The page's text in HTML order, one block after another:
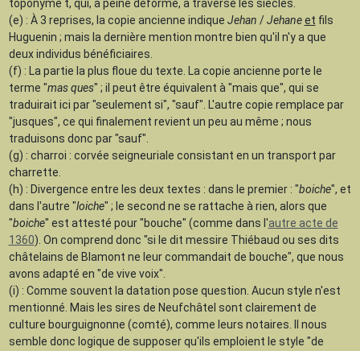
toponyme t, qui, à peine déformé, a traversé les siècles.
(e) : À 3 reprises, la copie ancienne indique Jehan /Jehane et fils
Huguenin ; mais la dernière mention montre bien qu'il n'y a que
deux individus bénéficiaires.
(f) : La partie la plus floue du texte. La copie ancienne porte le
terme "mas ques" ; il peut être équivalent à "mais que", qui se
traduirait ici par "seulement si", "sauf". L'autre copie remplace par
"jusques", ce qui finalement revient un peu au même ; nous
traduisons donc par "sauf".
(g) : charroi : corvée seigneuriale consistant en un transport par
charrette.
(h) : Divergence entre les deux textes : dans le premier : "boiche", et
dans l'autre "loiche" ; le second ne se rattache à rien, alors que
"boiche" est attesté pour "bouche" (comme dans l'autre acte de
1360). On comprend donc "si le dit messire Thiébaud ou ses dits
châtelains de Blamont ne leur commandait de bouche", que nous
avons adapté en "de vive voix".
(i) : Comme souvent la datation pose question. Aucun style n'est
mentionné. Mais les sires de Neufchâtel sont clairement de
culture bourguignonne (comté), comme leurs notaires. Il nous
semble donc logique de supposer qu'ils emploient le style "de